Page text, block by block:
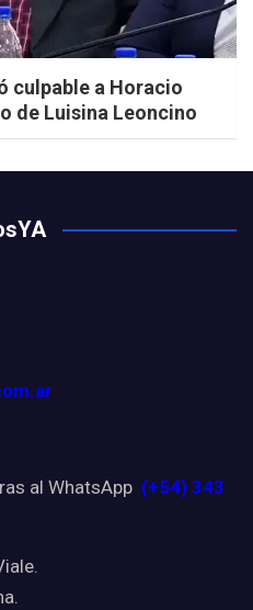
culpable a Horacio
de Luisina Leoncino
al WhatsApp (+54) 343